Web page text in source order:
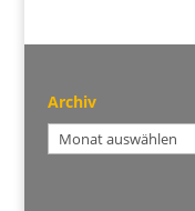
Archiv
Archiv